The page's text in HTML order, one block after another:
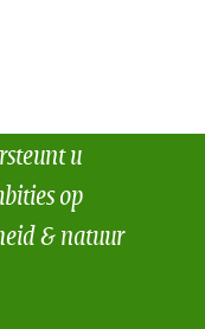
u
op
& natuur